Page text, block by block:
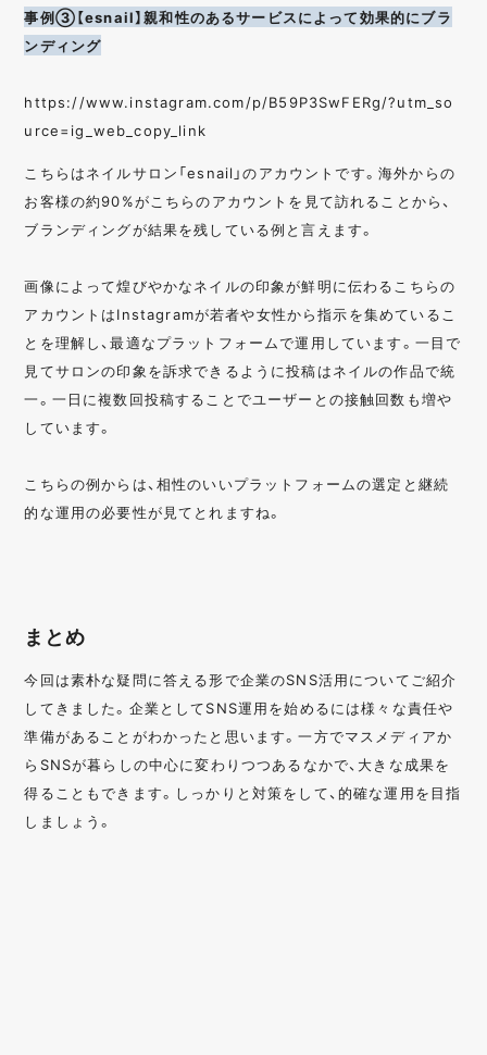
事例③【esnail】親和性のあるサービスによって効果的にブラ
ンディング
https://www.instagram.com/p/B59P3SwFERg/?utm_so
urce=ig_web_copy_link
こちらはネイルサロン「esnail」のアカウントです。海外からの
お客様の約90%がこちらのアカウントを見て訪れることから、
ブランディングが結果を残している例と言えます。
画像によって煌びやかなネイルの印象が鮮明に伝わるこちらの
アカウントはInstagramが若者や女性から指示を集めているこ
とを理解し、最適なプラットフォームで運用しています。一目で
見てサロンの印象を訴求できるように投稿はネイルの作品で統
一。一日に複数回投稿することでユーザーとの接触回数も増や
しています。
こちらの例からは、相性のいいプラットフォームの選定と継続
的な運用の必要性が見てとれますね。
まとめ
今回は素朴な疑問に答える形で企業のSNS活用についてご紹介
してきました。企業としてSNS運用を始めるには様々な責任や
準備があることがわかったと思います。一方でマスメディアか
らSNSが暮らしの中心に変わりつつあるなかで、大きな成果を
得ることもできます。しっかりと対策をして、的確な運用を目指
しましょう。